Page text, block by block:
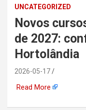
tecnologia,
indústria
UNCATEGORIZED
Novos
de 2027:
Hortolândia
2026-05-17
Read More